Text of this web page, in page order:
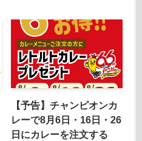
【予告】チャンピオンカ
レーで8月6日・16日・26
日にカレーを注文する